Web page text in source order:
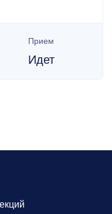
Прием
Идет